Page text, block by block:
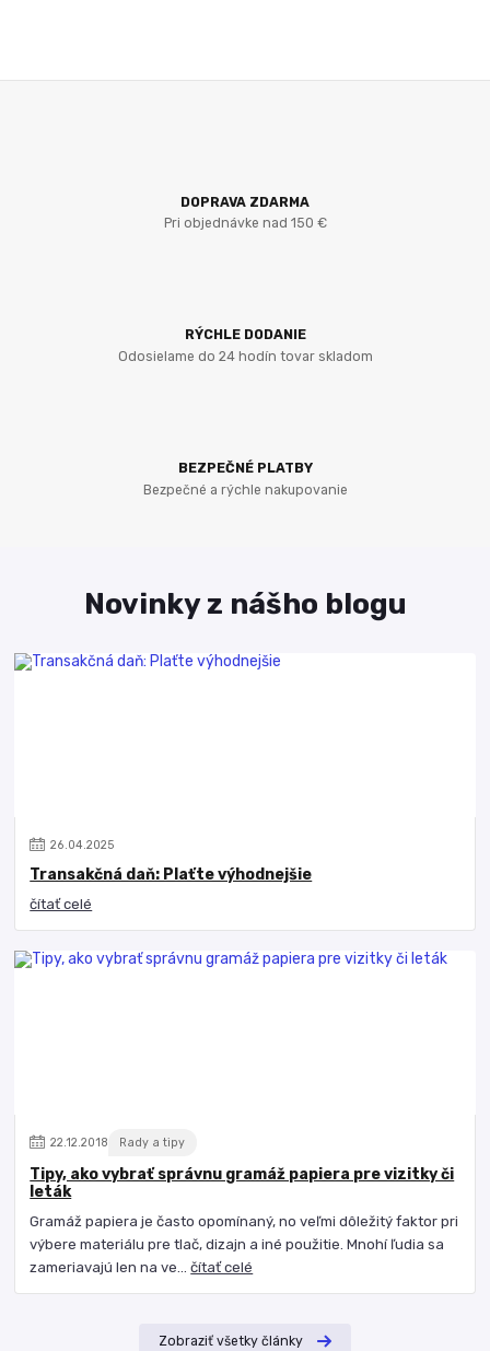
DOPRAVA ZDARMA
Pri objednávke nad 150 €
RÝCHLE DODANIE
Odosielame do 24 hodín tovar skladom
BEZPEČNÉ PLATBY
Bezpečné a rýchle nakupovanie
Novinky z nášho blogu
26.04.2025
Transakčná daň: Plaťte výhodnejšie
čítať celé
22.12.2018 Rady a tipy
Tipy, ako vybrať správnu gramáž papiera pre vizitky či
leták
Gramáž papiera je často opomínaný, no veľmi dôležitý faktor pri
výbere materiálu pre tlač, dizajn a iné použitie. Mnohí ľudia sa
zameriavajú len na ve...čítať celé
Zobraziť všetky články